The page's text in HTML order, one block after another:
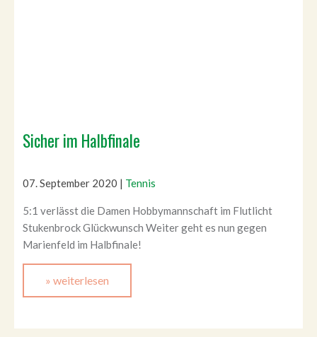
Sicher im Halbfinale
07. September 2020 | Tennis
5:1 verlässt die Damen Hobbymannschaft im Flutlicht
Stukenbrock Glückwunsch Weiter geht es nun gegen
Marienfeld im Halbfinale!
» weiterlesen